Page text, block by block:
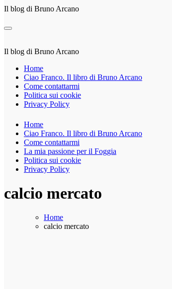
Il blog di Bruno Arcano
Il blog di Bruno Arcano
Home
Ciao Franco. Il libro di Bruno Arcano
Come contattarmi
Politica sui cookie
Privacy Policy
Home
Ciao Franco. Il libro di Bruno Arcano
Come contattarmi
La mia passione per il Foggia
Politica sui cookie
Privacy Policy
calcio mercato
Home
calcio mercato